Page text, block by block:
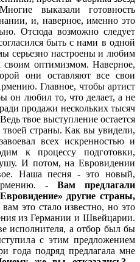
выказали готовность
и, наверное, именно это
Отсюда возможно следует
быть с нами в одной
серьезно настроены и любим
оптимизмом. Наверное,
они оставляют все свои
Главное, чтобы артист
он любил то, что делает, а не
продажи нескольких тысяч
твое выступление остается
страны. Как вы увидели,
всех искренностью и
к процессу подготовки,
И потом, на Евровидении
Наша песня - это новый,
- Вам предлагали
другие страны,
это стало известно, но это
из Германии и Швейцарии.
исполнителя, а отбор был бы
с этим предложением
года подряд предлагала мне